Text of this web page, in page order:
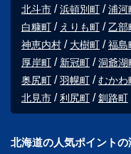
北斗市
浜頓別町 浦河
白糠町
えりも町 乙部
神恵内村
大樹町 福島
厚岸町
新冠町 洞爺湖
奥尻町
羽幌町 むかわ
北見市
利尻町 釧路町
北海道の人気ポイントの